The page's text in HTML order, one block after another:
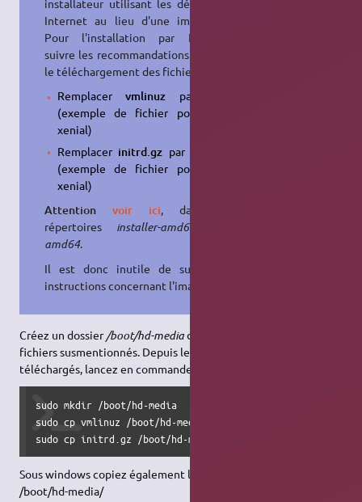
Internet au lieu d'une image iso.
Pour l'installation par Internet,
suivre les recommandations et, pour
le téléchargement des fichiers :
Remplacervmlinuz par
(exemple de fichier pour i386,
xenial)
Remplacer initrd.gz par
(exemple de fichier pour i386,
xenial)
Attention voir ici, dans les
répertoires installer-amd64
amd64.
Il est donc inutile de suivre les
instructions concernant l'image iso.
Créez un dossier/boot/hd-mediadans lequel vous copierez les
fichiers susmentionnés. Depuis le répertoire où vous les avez
téléchargés, lancez en commande :
sudo mkdir /boot/hd-media
sudo cp vmlinuz /boot/hd-media
sudo cp initrd.gz /boot/hd-media
Sous windows copiez également les fichiers téléchargés dans
/boot/hd-media/